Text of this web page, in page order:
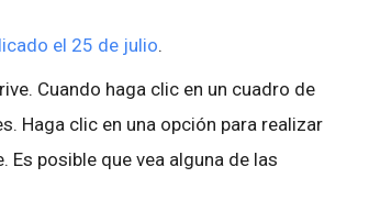
el 25 de julio.
Cuando haga clic en un cuadro de
Haga clic en una opción para realizar
posible que vea alguna de las